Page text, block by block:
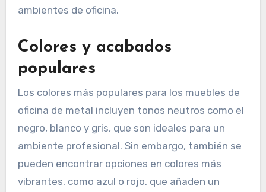
ambientes de oficina.
Colores y acabados
populares
Los colores más populares para los muebles de
oficina de metal incluyen tonos neutros como el
negro, blanco y gris, que son ideales para un
ambiente profesional. Sin embargo, también se
pueden encontrar opciones en colores más
vibrantes, como azul o rojo, que añaden un